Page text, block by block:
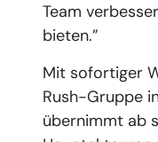
Team
bieten.”
Mit sofortiger
Rush-Gruppe
übernimmt ab